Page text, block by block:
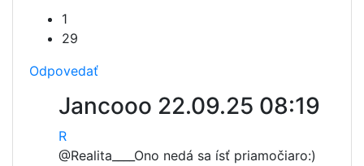
1
29
Odpovedať
Jancooo 22.09.25 08:19
R
@Realita____ Ono nedá sa ísť priamočiaro:)